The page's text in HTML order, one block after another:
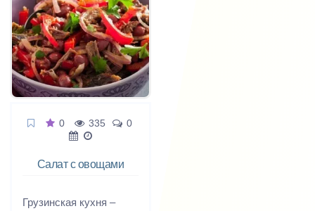
0 335 0
Салат с овощами
Грузинская кухня –